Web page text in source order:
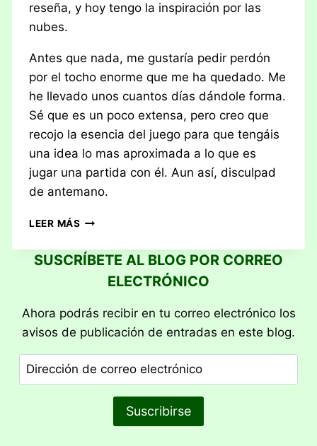
reseña, y hoy tengo la inspiración por las
nubes.
Antes que nada, me gustaría pedir perdón
por el tocho enorme que me ha quedado. Me
he llevado unos cuantos días dándole forma.
Sé que es un poco extensa, pero creo que
recojo la esencia del juego para que tengáis
una idea lo mas aproximada a lo que es
jugar una partida con él. Aun así, disculpad
de antemano.
LEER MÁS RESEÑA:
DE
TRONOS:
DE
(2ª
ED.)
SUSCRÍBETE AL BLOG POR CORREO
ELECTRÓNICO
Ahora podrás recibir en tu correo electrónico los
avisos de publicación de entradas en este blog.
Dirección
de
Suscribirse